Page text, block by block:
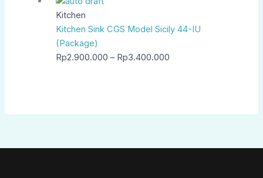
Kitchen
Kitchen Sink CGS Model Sicily 44-IU
(Package)
Rp2.900.000 – Rp3.400.000